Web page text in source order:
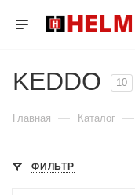
KEDDO 10
Главная — Каталог —
ФИЛЬТР